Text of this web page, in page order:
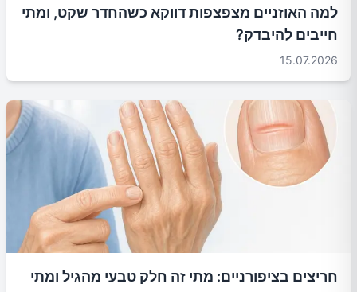
למה האוזניים מצפצפות דווקא כשהחדר שקט, ומתי
חייבים להיבדק?
15.07.2026
חריצים בציפורניים: מתי זה חלק טבעי מהגיל ומתי